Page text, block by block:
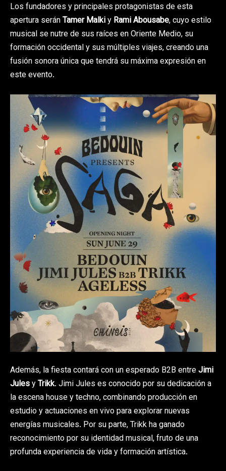
Los fundadores y principales protagonistas de esta
apertura seránTamer Malkiy Rami Abousabe, cuyo estilo
musical se nutre de sus raíces en Oriente Medio, su
formación occidental y sus múltiples viajes, creando una
fusión sonora única que tendrá su máxima expresión en
este evento.
Además, la fiesta contará con un esperado B2B entreJimi
JulesyTrikk. Jimi Jules es conocido por su dedicación a
la escena house y techno, combinando producción en
estudio y actuaciones en vivo para explorar nuevas
energías musicales. Por su parte, Trikk ha ganado
reconocimiento por su identidad musical, fruto de una
profunda experiencia de vida y formación artística.